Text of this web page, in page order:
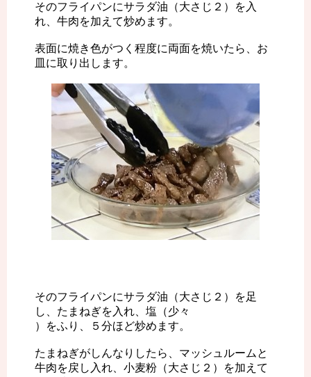
そのフライパンにサラダ油（大さじ２）を入
れ、牛肉を加えて炒めます。
表面に焼き色がつく程度に両面を焼いたら、お
皿に取り出します。
そのフライパンにサラダ油（大さじ２）を足
し、たまねぎを入れ、塩（少々
）をふり、５分ほど炒めます。
たまねぎがしんなりしたら、マッシュルームと
牛肉を戻し入れ、小麦粉（大さじ２）を加えて